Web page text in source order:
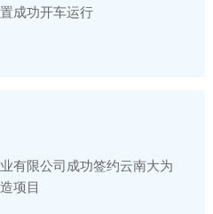
成功开车运行
有限公司成功签约云南大为
项目